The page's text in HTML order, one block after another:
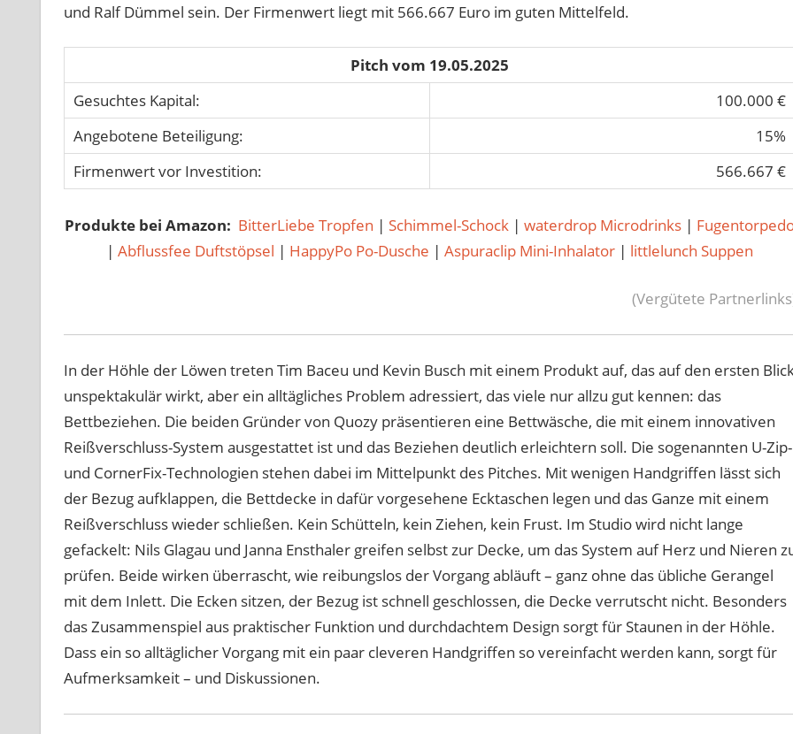
und Ralf Dümmel sein. Der Firmenwert liegt mit 566.667 Euro im guten Mittelfeld.
Pitch vom 19.05.2025
Gesuchtes Kapital:
100.000 €
Angebotene Beteiligung:
15%
Firmenwert vor Investition:
566.667 €
Produkte bei Amazon: BitterLiebe Tropfen | Schimmel-Schock | waterdrop Microdrinks |
| Abflussfee Duftstöpsel | HappyPo Po-Dusche |Aspuraclip Mini-Inhalator | littlelunch Suppen
(Vergütete
In der Höhle der Löwen treten Tim Baceu und Kevin Busch mit einem Produkt auf, das auf den ersten
unspektakulär wirkt, aber ein alltägliches Problem adressiert, das viele nur allzu gut kennen: das
Bettbeziehen. Die beiden Gründer von Quozy präsentieren eine Bettwäsche, die mit einem innovativen
Reißverschluss-System ausgestattet ist und das Beziehen deutlich erleichtern soll. Die sogenannten U-Zip-
und CornerFix-Technologien stehen dabei im Mittelpunkt des Pitches. Mit wenigen Handgriffen lässt sich
der Bezug aufklappen, die Bettdecke in dafür vorgesehene Ecktaschen legen und das Ganze mit einem
Reißverschluss wieder schließen. Kein Schütteln, kein Ziehen, kein Frust. Im Studio wird nicht lange
gefackelt: Nils Glagau und Janna Ensthaler greifen selbst zur Decke, um das System auf Herz und Nieren
prüfen. Beide wirken überrascht, wie reibungslos der Vorgang abläuft – ganz ohne das übliche Gerangel
mit dem Inlett. Die Ecken sitzen, der Bezug ist schnell geschlossen, die Decke verrutscht nicht. Besonders
das Zusammenspiel aus praktischer Funktion und durchdachtem Design sorgt für Staunen in der Höhle.
Dass ein so alltäglicher Vorgang mit ein paar cleveren Handgriffen so vereinfacht werden kann, sorgt für
Aufmerksamkeit – und Diskussionen.